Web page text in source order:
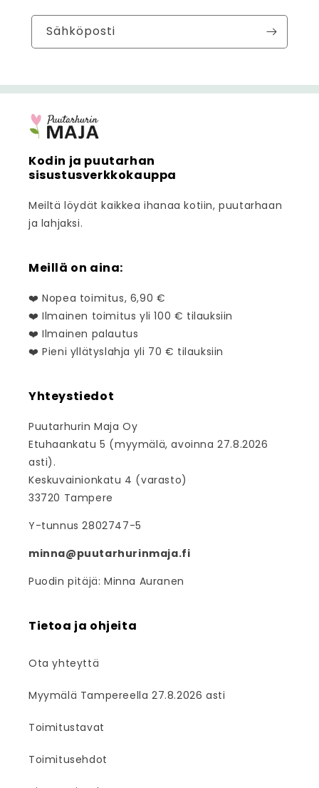
Sähköposti
Kodin ja puutarhan
sisustusverkkokauppa
Meiltä löydät kaikkea ihanaa kotiin, puutarhaan
ja lahjaksi.
Meillä on aina:
❤️ Nopea toimitus, 6,90 €
❤️ Ilmainen toimitus yli 100 € tilauksiin
❤️ Ilmainen palautus
❤️ Pieni yllätyslahja yli 70 € tilauksiin
Yhteystiedot
Puutarhurin Maja Oy
Etuhaankatu 5 (myymälä, avoinna 27.8.2026
asti).
Keskuvainionkatu 4 (varasto)
33720 Tampere
Y-tunnus 2802747-5
minna@puutarhurinmaja.fi
Puodin pitäjä: Minna Auranen
Tietoa ja ohjeita
Ota yhteyttä
Myymälä Tampereella 27.8.2026 asti
Toimitustavat
Toimitusehdot